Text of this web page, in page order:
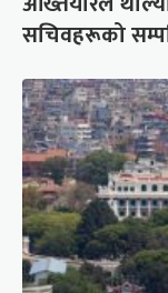
सचिवहरूको